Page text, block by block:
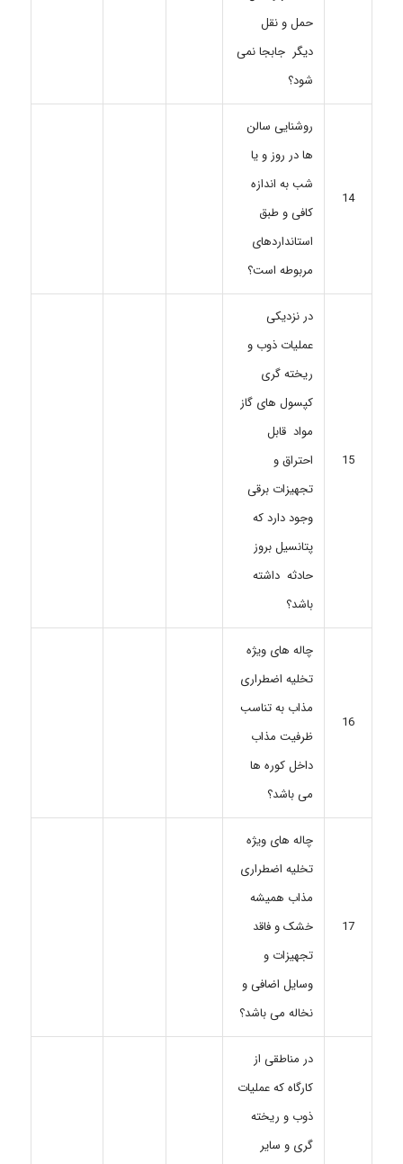
حمل و نقل
دیگر جابجا نمی
شود؟
14
روشنایی سالن
ها در روز و یا
شب به اندازه
کافی و طبق
استانداردهای
مربوطه است؟
15
در نزدیکی
عملیات ذوب و
ریخته گری
کپسول های گاز
مواد قابل
احتراق و
تجهیزات برقی
وجود دارد که
پتانسیل بروز
حادثه داشته
باشد؟
16
چاله های ویژه
تخلیه اضطراری
مذاب به تناسب
ظرفیت مذاب
داخل کوره ها
می باشد؟
17
چاله های ویژه
تخلیه اضطراری
مذاب همیشه
خشک و فاقد
تجهیزات و
وسایل اضافی و
نخاله می باشد؟
در مناطقی از
کارگاه که عملیات
ذوب و ریخته
گری و سایر